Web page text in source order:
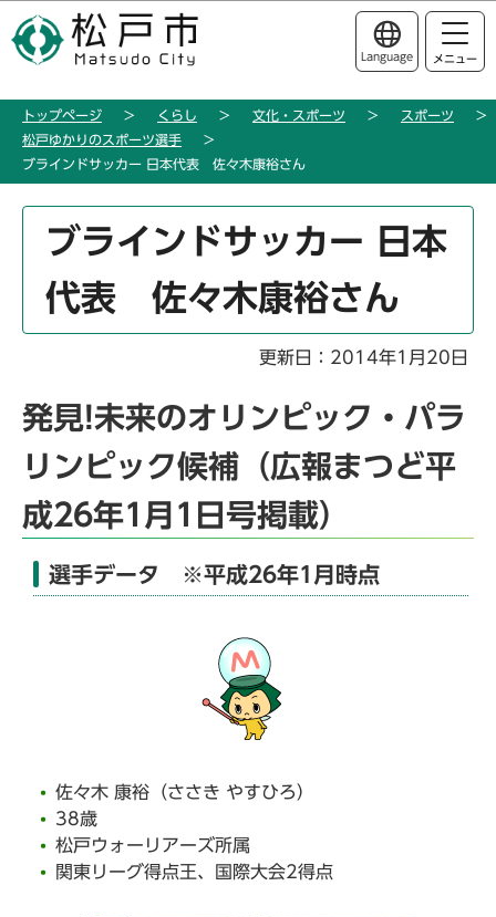
の
ー
このページの本文へ移動
Language メニュー
トップページ くらし 文化・スポーツ
スポーツ
松戸ゆかりのスポーツ選手
ブラインドサッカー 日本代表 佐々木康裕さん
か
ブラインドサッカー 日本
代表 佐々木康裕さん
更新日：2014年1月20日
発見!未来のオリンピック・パラ
リンピック候補（広報まつど平
成26年1月1日号掲載）
選手データ ※平成26年1月時点
佐々木 康裕（ささき やすひろ）
38歳
松戸ウォーリアーズ所属
関東リーグ得点王、国際大会2得点